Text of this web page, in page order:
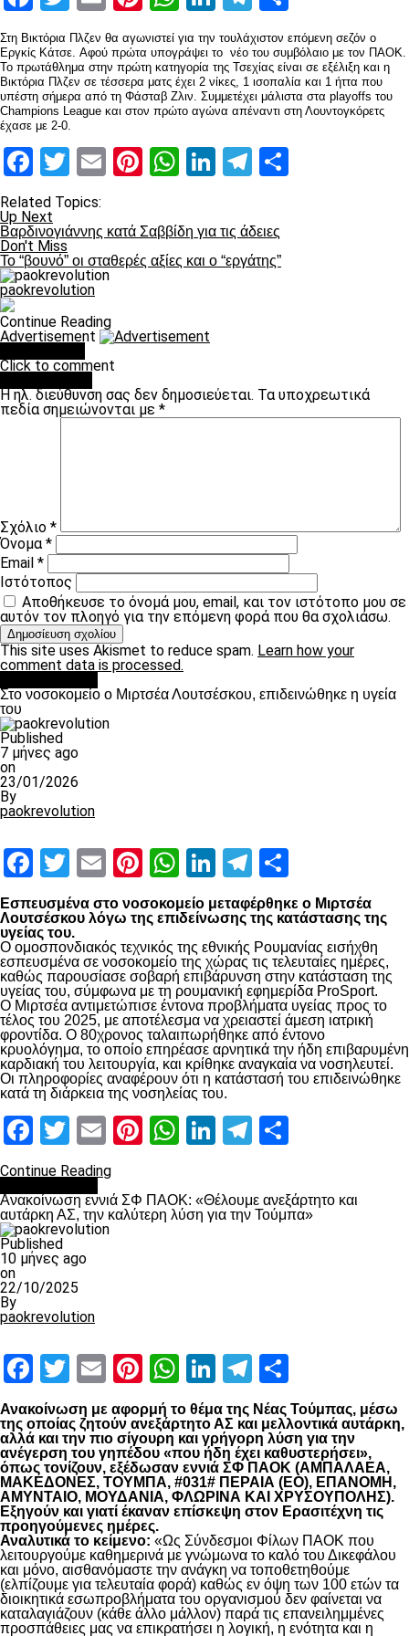
Στη Βικτόρια Πλζεν θα αγωνιστεί για την τουλάχιστον επόμενη σεζόν ο
Εργκίς Κάτσε. Aφού πρώτα υπογράψει το νέο του συμβόλαιο με τον ΠΑΟΚ.
Το πρωτάθλημα στην πρώτη κατηγορία της Τσεχίας είναι σε εξέλιξη και η
Βικτόρια Πλζεν σε τέσσερα ματς έχει 2 νίκες, 1 ισοπαλία και 1 ήττα που
υπέστη σήμερα από τη Φάσταβ Ζλιν. Συμμετέχει μάλιστα στα playoffs του
Champions League και στον πρώτο αγώνα απέναντι στη Λουντογκόρετς
έχασε με 2-0.
Facebook
Twitter
EmailPinterest
WhatsApp
LinkedIn
Telegram
Related Topics:
Up Next
Βαρδινογιάννης κατά Σαββίδη για τις άδειες
Don't Miss
Το “βουνό” οι σταθερές αξίες και ο “εργάτης”
paokrevolution
Continue Reading
Advertisement
Click to comment
Η ηλ. διεύθυνση σας δεν δημοσιεύεται. Τα υποχρεωτικά
πεδία σημειώνονται με *
Σχόλιο *
Όνομα*
Email *
Ιστότοπος
Αποθήκευσε το όνομά μου, email, και τον ιστότοπο μου σε
αυτόν τον πλοηγό για την επόμενη φορά που θα σχολιάσω.
This site uses Akismet to reduce spam. Learn how your
comment data is processed.
Στο νοσοκομείο ο Μιρτσέα Λουτσέσκου, επιδεινώθηκε η υγεία
του
Published
7 μήνες ago
on
23/01/2026
By
paokrevolution
Facebook
Twitter
EmailPinterest
WhatsApp
LinkedIn
Telegram
Εσπευσμένα στο νοσοκομείο μεταφέρθηκε ο Μιρτσέα
Λουτσέσκου λόγω της επιδείνωσης της κατάστασης της
υγείας του.
Ο ομοσπονδιακός τεχνικός της εθνικής Ρουμανίας εισήχθη
εσπευσμένα σε νοσοκομείο της χώρας τις τελευταίες ημέρες,
καθώς παρουσίασε σοβαρή επιβάρυνση στην κατάσταση της
υγείας του, σύμφωνα με τη ρουμανική εφημερίδα ProSport.
Ο Μιρτσέα αντιμετώπισε έντονα προβλήματα υγείας προς το
τέλος του 2025, με αποτέλεσμα να χρειαστεί άμεση ιατρική
φροντίδα. Ο 80χρονος ταλαιπωρήθηκε από έντονο
κρυολόγημα, το οποίο επηρέασε αρνητικά την ήδη επιβαρυμένη
καρδιακή του λειτουργία, και κρίθηκε αναγκαία να νοσηλευτεί.
Οι πληροφορίες αναφέρουν ότι η κατάστασή του επιδεινώθηκε
κατά τη διάρκεια της νοσηλείας του.
Facebook
Twitter
EmailPinterest
WhatsApp
LinkedIn
Telegram
Continue Reading
Ανακοίνωση εννιά ΣΦ ΠΑΟΚ: «Θέλουμε ανεξάρτητο και
αυτάρκη ΑΣ, την καλύτερη λύση για την Τούμπα»
Published
10 μήνες ago
on
22/10/2025
By
paokrevolution
Facebook
Twitter
EmailPinterest
WhatsApp
LinkedIn
Telegram
Ανακοίνωση με αφορμή το θέμα της Νέας Τούμπας, μέσω
της οποίας ζητούν ανεξάρτητο ΑΣ και μελλοντικά αυτάρκη,
αλλά και την πιο σίγουρη και γρήγορη λύση για την
ανέγερση του γηπέδου «που ήδη έχει καθυστερήσει»,
όπως τονίζουν, εξέδωσαν εννιά ΣΦ ΠΑΟΚ (ΑΜΠΑΛΑΕΑ,
ΜΑΚΕΔΟΝΕΣ, ΤΟΥΜΠΑ, #031# ΠΕΡΑΙΑ (ΕΟ), ΕΠΑΝΟΜΗ,
ΑΜΥΝΤΑΙΟ, ΜΟΥΔΑΝΙΑ, ΦΛΩΡΙΝΑ ΚΑΙ ΧΡΥΣΟΥΠΟΛΗΣ).
Εξηγούν και γιατί έκαναν επίσκεψη στον Ερασιτέχνη τις
προηγούμενες ημέρες.
Αναλυτικά το κείμενο: «Ως Σύνδεσμοι Φίλων ΠΑΟΚ που
λειτουργούμε καθημερινά με γνώμωνα το καλό του Δικεφάλου
και μόνο, αισθανόμαστε την ανάγκη να τοποθετηθούμε
(ελπίζουμε για τελευταία φορά) καθώς εν όψη των 100 ετών τα
διοικητικά εσωπροβλήματα του οργανισμού δεν φαίνεται να
καταλαγιάζουν (κάθε άλλο μάλλον) παρά τις επανειλημμένες
προσπάθειες μας να επικρατήσει η λογική, η ενότητα και η